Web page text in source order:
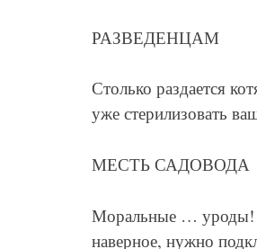
РАЗВЕДЕНЦАМ
Столько раздается
уже стерилизовать
МЕСТЬ САДОВОДА
Моральные … уроды!
наверное, нужно